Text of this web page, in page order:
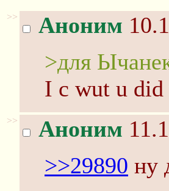
>> Аноним
>для
I c wut u did
>> Аноним
>>29890 ну